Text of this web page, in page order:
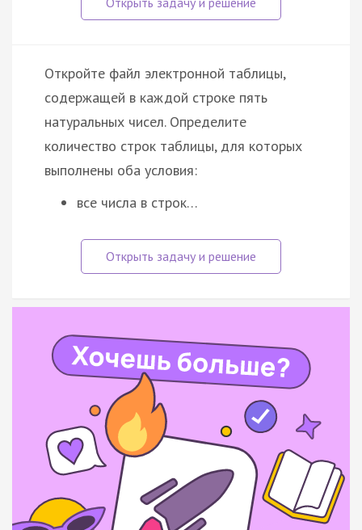
Откройте файл электронной таблицы,
содержащей в каждой строке пять
натуральных чисел. Определите
количество строк таблицы, для которых
выполнены оба условия:
все числа в строк…